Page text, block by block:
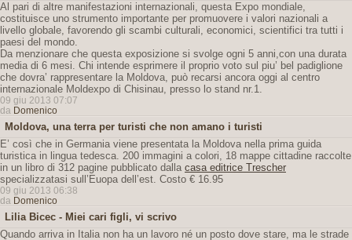
Al pari di altre manifestazioni internazionali, questa Expo mondiale,
costituisce uno strumento importante per promuovere i valori nazionali a
livello globale, favorendo gli scambi culturali, economici, scientifici tra tutti i
paesi del mondo.
Da menzionare che questa exposizione si svolge ogni 5 anni,con una durata
media di 6 mesi. Chi intende esprimere il proprio voto sul piu’ bel padiglione
che dovra’ rappresentare la Moldova, può recarsi ancora oggi al centro
internazionale Moldexpo di Chisinau, presso lo stand nr.1.
09 giu 2013 07:07
da Domenico
Moldova, una terra per turisti che non amano i turisti
E’ così che in Germania viene presentata la Moldova nella prima guida
turistica in lingua tedesca. 200 immagini a colori, 18 mappe cittadine raccolte
in un libro di 312 pagine pubblicato dalla casa editrice Trescher
specializzatasi sull’Euopa dell’est. Costo € 16.95
09 giu 2013 06:38
da Domenico
Lilia Bicec - Miei cari figli, vi scrivo
Quando arriva in Italia non ha un lavoro né un posto dove stare, ma le strade